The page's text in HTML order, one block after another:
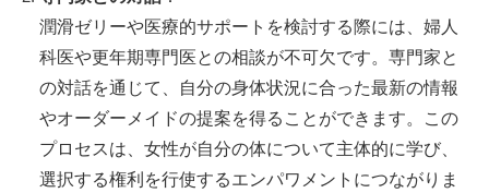
潤滑ゼリーや医療的サポートを検討する際には、婦人
科医や更年期専門医との相談が不可欠です。専門家と
の対話を通じて、自分の身体状況に合った最新の情報
やオーダーメイドの提案を得ることができます。この
プロセスは、女性が自分の体について主体的に学び、
選択する権利を行使するエンパワメントにつながりま